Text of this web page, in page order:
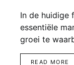
In de huidige
essentiële
groei te
READ MORE